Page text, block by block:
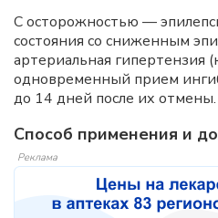
С осторожностью —
состояния со сниженным
артериальная гипертензия
одновременный прием
до 14 дней после их отмены.
Способ применения и
Реклама